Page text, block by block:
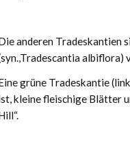
anderen Tradeskantien
albiflora)
grüne Tradeskantie
kleine fleischige Blätter